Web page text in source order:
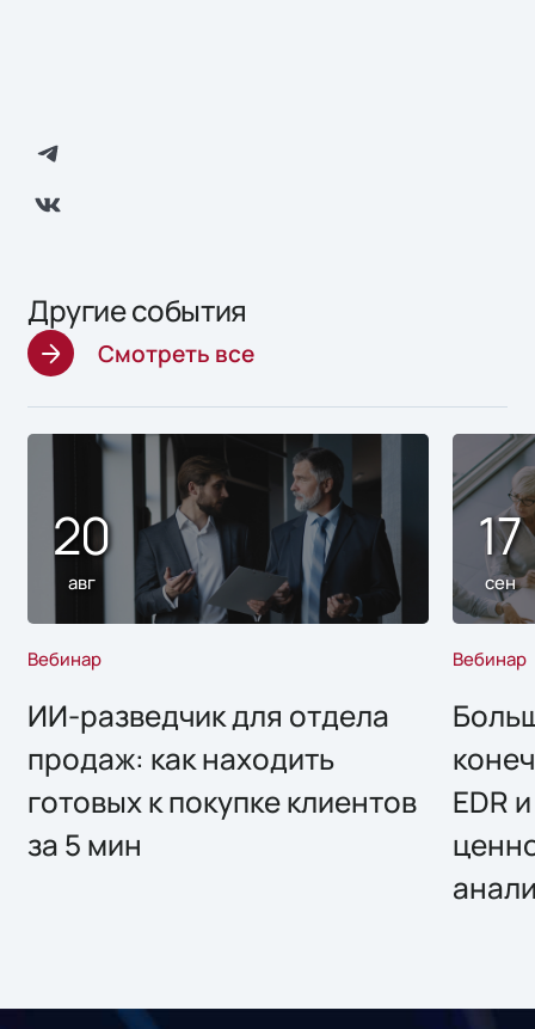
Другие события
Смотреть все
20
авг
Вебинар
ИИ-разведчик для отдела
продаж: как находить
готовых к покупке клиентов
за 5 мин
17
сен
Вебинар
EDR